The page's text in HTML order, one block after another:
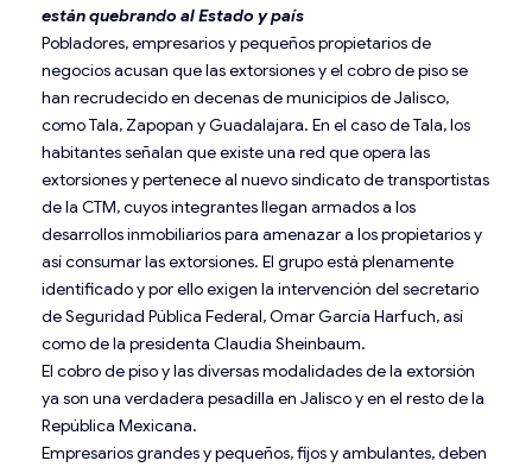
están quebrando al Estado y país
Pobladores, empresarios y pequeños propietarios de
negocios acusan que las extorsiones y el cobro de piso se
han recrudecido en decenas de municipios de Jalisco,
como Tala, Zapopan y Guadalajara. En el caso de Tala, los
habitantes señalan que existe una red que opera las
extorsiones y pertenece al nuevo sindicato de transportistas
de la CTM, cuyos integrantes llegan armados a los
desarrollos inmobiliarios para amenazar a los propietarios y
así consumar las extorsiones. El grupo está plenamente
identificado y por ello exigen la intervención del secretario
de Seguridad Pública Federal, Omar García Harfuch, así
como de la presidenta Claudia Sheinbaum.
El cobro de piso y las diversas modalidades de la extorsión
ya son una verdadera pesadilla en Jalisco y en el resto de la
República Mexicana.
Empresarios grandes y pequeños, fijos y ambulantes, deben